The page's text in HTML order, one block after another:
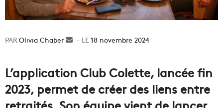
Olivia Chaber
Envoyer18 novembre 2024
L’application Club Colette, lancée fin
2023, permet de créer des liens entre